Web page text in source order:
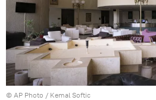
© AP Photo / Kemal Softic